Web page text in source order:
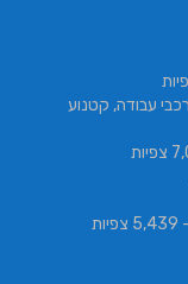
עבודה, קטנוע
- 5,439 צפיות